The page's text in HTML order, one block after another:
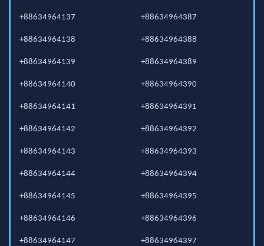
+88634964137
+88634964138
+88634964139
+88634964140
+88634964141
+88634964142
+88634964143
+88634964144
+88634964145
+88634964146
+88634964147
+88634964387
+88634964388
+88634964389
+88634964390
+88634964391
+88634964392
+88634964393
+88634964394
+88634964395
+88634964396
+88634964397